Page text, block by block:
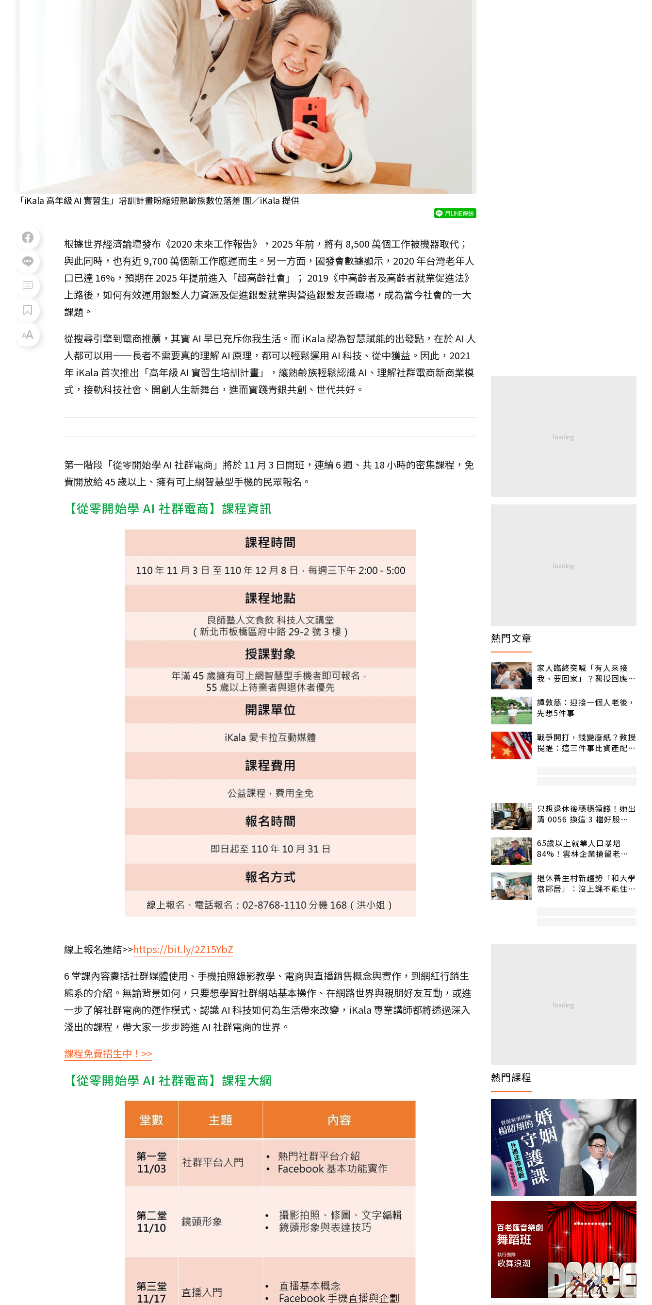
「iKala 高年級 AI 實習生」培訓計畫盼縮短熟齡族數位落差 圖／iKala 提供
用LINE傳送
根據世界經濟論壇發布《2020 未來工作報告》，2025 年前，將有 8,500 萬個工作被機器取代；
與此同時，也有近 9,700 萬個新工作應運而生。另一方面，國發會數據顯示，2020 年台灣老年人
口已達 16%，預期在 2025 年提前進入「超高齡社會」； 2019《中高齡者及高齡者就業促進法》
上路後，如何有效運用銀髮人力資源及促進銀髮就業與營造銀髮友善職場，成為當今社會的一大
課題。
從搜尋引擎到電商推薦，其實 AI 早已充斥你我生活。而 iKala 認為智慧賦能的出發點，在於 AI 人
人都可以用——長者不需要真的理解 AI 原理，都可以輕鬆運用 AI 科技、從中獲益。因此，2021
年 iKala 首次推出「高年級 AI 實習生培訓計畫」，讓熟齡族輕鬆認識 AI、理解社群電商新商業模
式，接軌科技社會、開創人生新舞台，進而實踐青銀共創、世代共好。
第一階段「從零開始學 AI 社群電商」將於 11 月 3 日開班，連續 6 週、共 18 小時的密集課程，免
費開放給 45 歲以上、擁有可上網智慧型手機的民眾報名。
【從零開始學 AI 社群電商】課程資訊
線上報名連結>>https://bit.ly/2Z15YbZ
6 堂課內容囊括社群媒體使用、手機拍照錄影教學、電商與直播銷售概念與實作，到網紅行銷生
態系的介紹。無論背景如何，只要想學習社群網站基本操作、在網路世界與親朋好友互動，或進
一步了解社群電商的運作模式、認識 AI 科技如何為生活帶來改變，iKala 專業講師都將透過深入
淺出的課程，帶大家一步步跨進 AI 社群電商的世界。
課程免費招生中！>>
【從零開始學 AI 社群電商】課程大綱
熱門文章
家人臨終突喊「有人來接
我、要回家」？醫授回應方
譚敦慈：迎接一個人老後，
先想5件事
戰爭開打，錢變廢紙？教授
提醒：這三件事比資產配置
只想退休後穩穩領錢！她出
清 0056 換這 3 檔好股：
65歲以上就業人口暴增
84%！雲林企業搶留老員
退休養生村新趨勢「和大學
當鄰居」：沒上課不能住、
熱門課程